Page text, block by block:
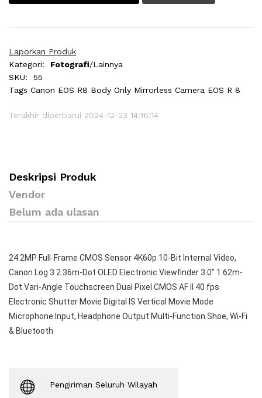
Laporkan Produk
Kategori:
Fotografi/Lainnya
SKU:
55
Tags Canon EOS R8 Body Only Mirrorless Camera EOS R 8
Terakhir diperbarui 2024-12-23 14:16:14
Deskripsi Produk
Vendor
Belum ada ulasan
24.2MP Full-Frame CMOS Sensor 4K60p 10-Bit Internal Video,
Canon Log 3 2.36m-Dot OLED Electronic Viewfinder 3.0" 1.62m-
Dot Vari-Angle Touchscreen Dual Pixel CMOS AF II 40 fps
Electronic Shutter Movie Digital IS Vertical Movie Mode
Microphone Input, Headphone Output Multi-Function Shoe, Wi-Fi
& Bluetooth
Pengiriman Seluruh Wilayah